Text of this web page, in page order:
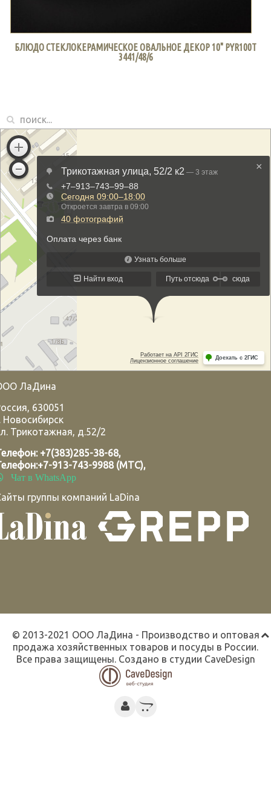
БЛЮДО СТЕКЛОКЕРАМИЧЕСКОЕ ОВАЛЬНОЕ ДЕКОР 10" PYR100T
3441/48/6
ЛаДина
, 630051
Новосибирск
Трикотажная, д.52/2
+7(383)285-38-68,
+7-913-743-9988 (МТС),
Чат в WhatsApp
группы компаний LaDina
© 2013-2021 ООО ЛаДина - Производство и оптовая
продажа хозяйственных товаров и посуды в России.
Все права защищены. Создано в студии CaveDesign